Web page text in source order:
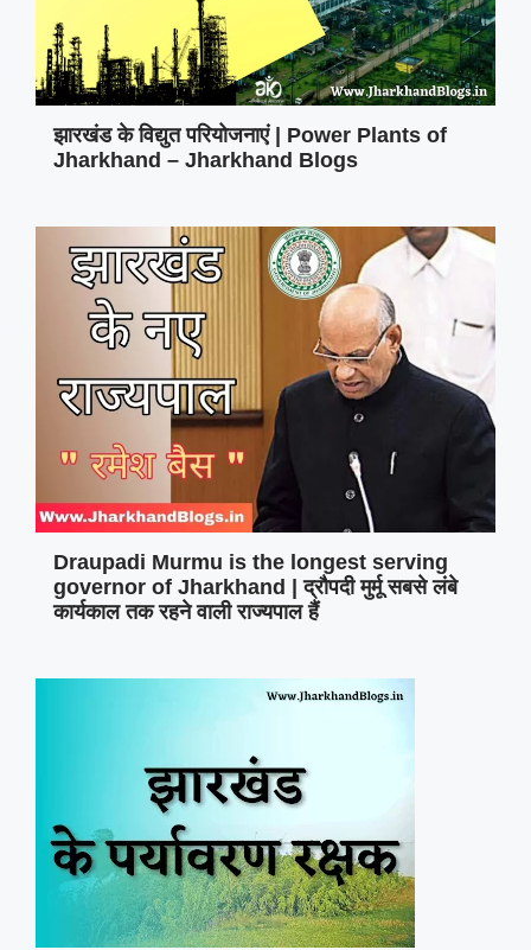
झारखंड के विद्युत परियोजनाएं | Power Plants of
Jharkhand – Jharkhand Blogs
Draupadi Murmu is the longest serving
governor of Jharkhand | द्रौपदी मुर्मू सबसे लंबे
कार्यकाल तक रहने वाली राज्यपाल हैं